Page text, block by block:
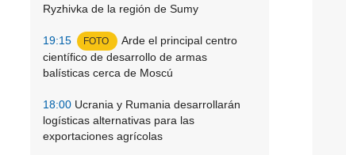
Ryzhivka de la región de Sumy
19:15 FOTO
Arde el principal centro
científico de desarrollo de armas
balísticas cerca de Moscú
18:00 Ucrania y Rumania desarrollarán
logísticas alternativas para las
exportaciones agrícolas